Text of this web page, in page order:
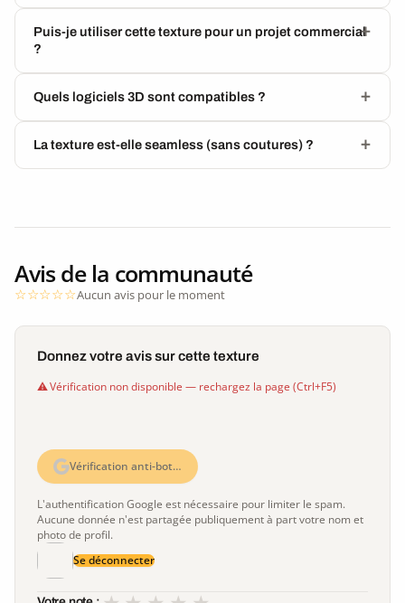
Puis-je utiliser cette texture pour un projet commercial
?
Quels logiciels 3D sont compatibles ?
La texture est-elle seamless (sans coutures) ?
Avis de la communauté
Aucun avis pour le moment
Donnez votre avis sur cette texture
Vérification non disponible — rechargez la page (Ctrl+F5)
Vérification anti-bot…
L'authentification Google est nécessaire pour limiter le spam.
Aucune donnée n'est partagée publiquement à part votre nom et
photo de profil.
Se déconnecter